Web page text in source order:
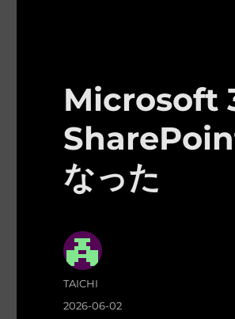
Microsoft
なった
投
稿
TAICHI
投
2026-06-02